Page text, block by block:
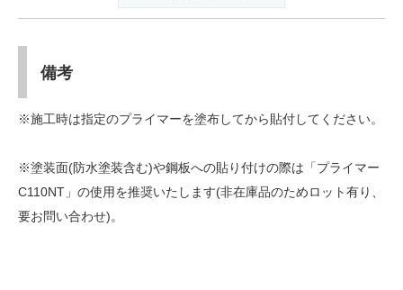
備考
※施工時は指定のプライマーを塗布してから貼付してください。
※塗装面(防水塗装含む)や鋼板への貼り付けの際は「プライマー
C110NT」の使用を推奨いたします(非在庫品のためロット有り、
要お問い合わせ)。